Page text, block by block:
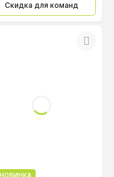
Скидка для команд
НОВИНКА